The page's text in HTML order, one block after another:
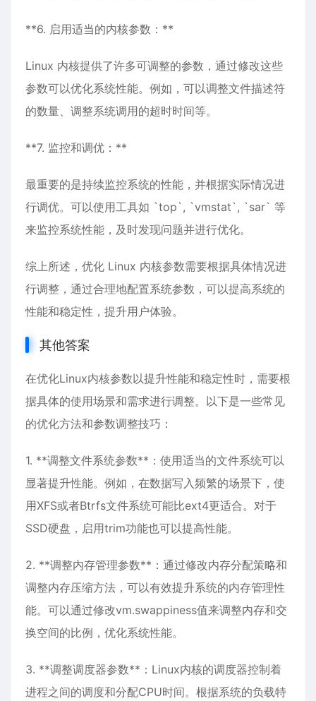
**6. 启用适当的内核参数：**
Linux 内核提供了许多可调整的参数，通过修改这些
参数可以优化系统性能。例如，可以调整文件描述符
的数量、调整系统调用的超时时间等。
**7. 监控和调优：**
最重要的是持续监控系统的性能，并根据实际情况进
行调优。可以使用工具如 `top`, `vmstat`, `sar` 等
来监控系统性能，及时发现问题并进行优化。
综上所述，优化 Linux 内核参数需要根据具体情况进
行调整，通过合理地配置系统参数，可以提高系统的
性能和稳定性，提升用户体验。
其他答案
在优化Linux内核参数以提升性能和稳定性时，需要根
据具体的使用场景和需求进行调整。以下是一些常见
的优化方法和参数调整技巧：
1. **调整文件系统参数**：使用适当的文件系统可以
显著提升性能。例如，在数据写入频繁的场景下，使
用XFS或者Btrfs文件系统可能比ext4更适合。对于
SSD硬盘，启用trim功能也可以提高性能。
2. **调整内存管理参数**：通过修改内存分配策略和
调整内存压缩方法，可以有效提升系统的内存管理性
能。可以通过修改vm.swappiness值来调整内存和交
换空间的比例，优化系统性能。
3. **调整调度器参数**：Linux内核的调度器控制着
进程之间的调度和分配CPU时间。根据系统的负载特